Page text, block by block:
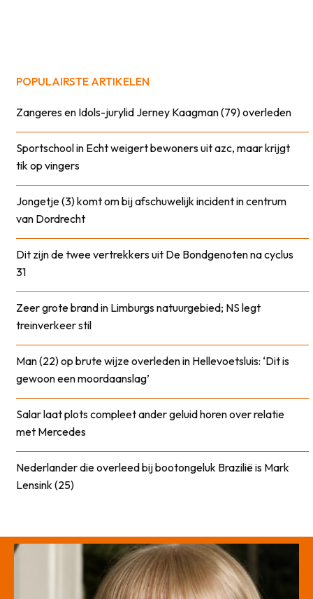
POPULAIRSTE ARTIKELEN
Zangeres en Idols-jurylid Jerney Kaagman (79) overleden
Sportschool in Echt weigert bewoners uit azc, maar krijgt
tik op vingers
Jongetje (3) komt om bij afschuwelijk incident in centrum
van Dordrecht
Dit zijn de twee vertrekkers uit De Bondgenoten na cyclus
31
Zeer grote brand in Limburgs natuurgebied; NS legt
treinverkeer stil
Man (22) op brute wijze overleden in Hellevoetsluis: ‘Dit is
gewoon een moordaanslag’
Salar laat plots compleet ander geluid horen over relatie
met Mercedes
Nederlander die overleed bij bootongeluk Brazilië is Mark
Lensink (25)